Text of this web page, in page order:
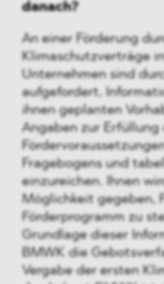
danach?
An einer Förderung
Klimaschutzverträge
Unternehmen sind
aufgefordert,
ihnen geplanten
Angaben zur Erfüllung
Fragebogens und
einzureichen. Ihnen
Möglichkeit gegeben,
Förderprogramm zu
Grundlage dieser
BMWK die
Vergabe der ersten